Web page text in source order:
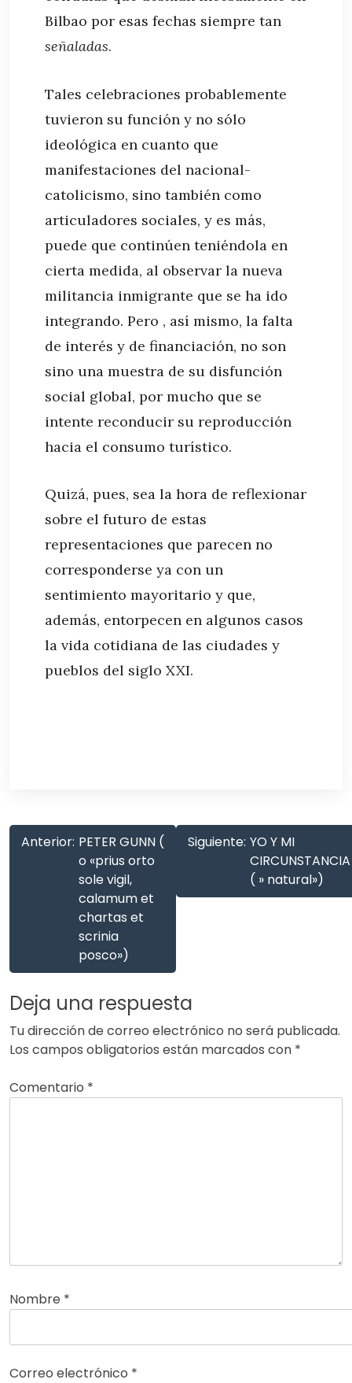
Bilbao por esas fechas siempre tan
señaladas.
Tales celebraciones probablemente
tuvieron su función y no sólo
ideológica en cuanto que
manifestaciones del nacional-
catolicismo, sino también como
articuladores sociales, y es más,
puede que continúen teniéndola en
cierta medida, al observar la nueva
militancia inmigrante que se ha ido
integrando. Pero , así mismo, la falta
de interés y de financiación, no son
sino una muestra de su disfunción
social global, por mucho que se
intente reconducir su reproducción
hacia el consumo turístico.
Quizá, pues, sea la hora de reflexionar
sobre el futuro de estas
representaciones que parecen no
corresponderse ya con un
sentimiento mayoritario y que,
además, entorpecen en algunos casos
la vida cotidiana de las ciudades y
pueblos del siglo XXI.
Anterior: PETER GUNN (
o «prius orto
sole vigil,
calamum et
chartas et
scrinia
posco»)
Siguiente: YO Y MI
CIRCUNSTANCIA
( » natural»)
Deja una respuesta
Tu dirección de correo electrónico no será publicada.
Los campos obligatorios están marcados con *
Comentario *
Nombre *
Correo electrónico *